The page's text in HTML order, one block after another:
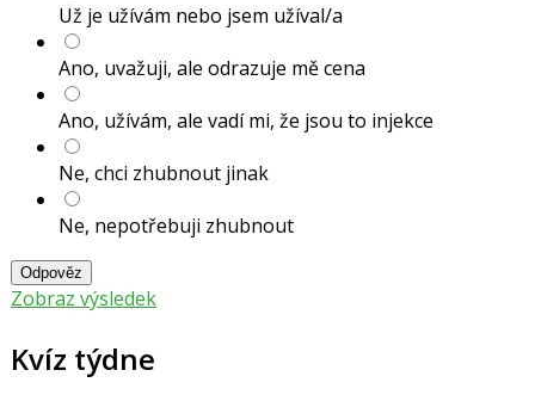
Už je užívám nebo jsem užíval/a
Ano, uvažuji, ale odrazuje mě cena
Ano, užívám, ale vadí mi, že jsou to injekce
Ne, chci zhubnout jinak
Ne, nepotřebuji zhubnout
Odpověz
Zobraz výsledek
Kvíz týdne